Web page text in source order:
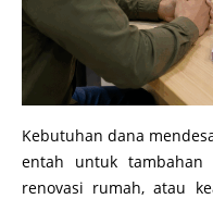
Kebutuhan dana
entah untuk tambahan
renovasi rumah, atau